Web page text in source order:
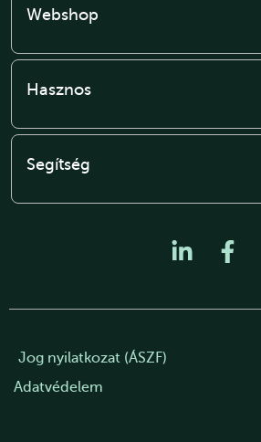
Webshop
Hasznos
Segítség
Jog nyilatkozat (ÁSZF)
Adatvédelem